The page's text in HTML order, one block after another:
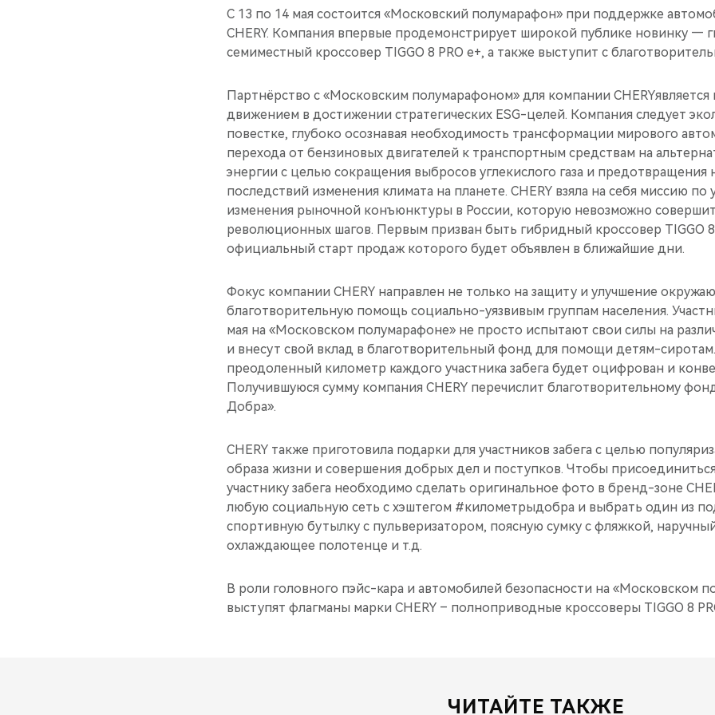
С 13 по 14 мая состоится «Московский полумарафон» при поддержке
CHERY. Компания впервые продемонстрирует широкой публике новинку —
семиместный кроссовер TIGGO 8 PRO e+, а также выступит с
Партнёрство с «Московским полумарафоном» для компании
движением в достижении стратегических ESG-целей. Компания следует
повестке, глубоко осознавая необходимость трансформации мирового
перехода от бензиновых двигателей к транспортным средствам на
энергии с целью сокращения выбросов углекислого газа и предотвращения
последствий изменения климата на планете. CHERY взяла на себя миссию по
изменения рыночной конъюнктуры в России, которую невозможно
революционных шагов. Первым призван быть гибридный кроссовер TIGGO 8
официальный старт продаж которого будет объявлен в ближайшие дни.
Фокус компании CHERY направлен не только на защиту и улучшение
благотворительную помощь социально-уязвивым группам населения.
мая на «Московском полумарафоне» не просто испытают свои силы на
и внесут свой вклад в благотворительный фонд для помощи детям-
преодоленный километр каждого участника забега будет оцифрован и
Получившуюся сумму компания CHERY перечислит благотворительному
Добра».
CHERY также приготовила подарки для участников забега с целью
образа жизни и совершения добрых дел и поступков. Чтобы
участнику забега необходимо сделать оригинальное фото в бренд-зоне
любую социальную сеть с хэштегом #километрыдобра и выбрать один из
спортивную бутылку с пульверизатором, поясную сумку с фляжкой,
охлаждающее полотенце и т.д.
В роли головного пэйс-кара и автомобилей безопасности на «Московском
выступят флагманы марки CHERY – полноприводные кроссоверы TIGGO 8
ЧИТАЙТЕ ТАКЖЕ